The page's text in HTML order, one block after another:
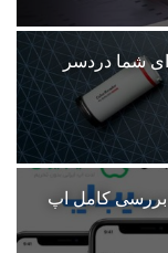
شما دردسر
بررسی کامل اپ